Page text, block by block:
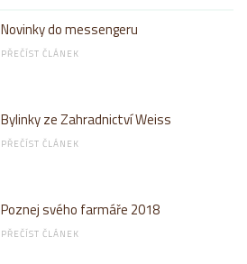
Novinky do messengeru
PŘEČÍST ČLÁNEK
Bylinky ze Zahradnictví Weiss
PŘEČÍST ČLÁNEK
Poznej svého farmáře 2018
PŘEČÍST ČLÁNEK